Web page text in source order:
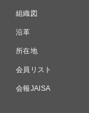
組織図
沿革
所在地
会員リスト
会報JAISA